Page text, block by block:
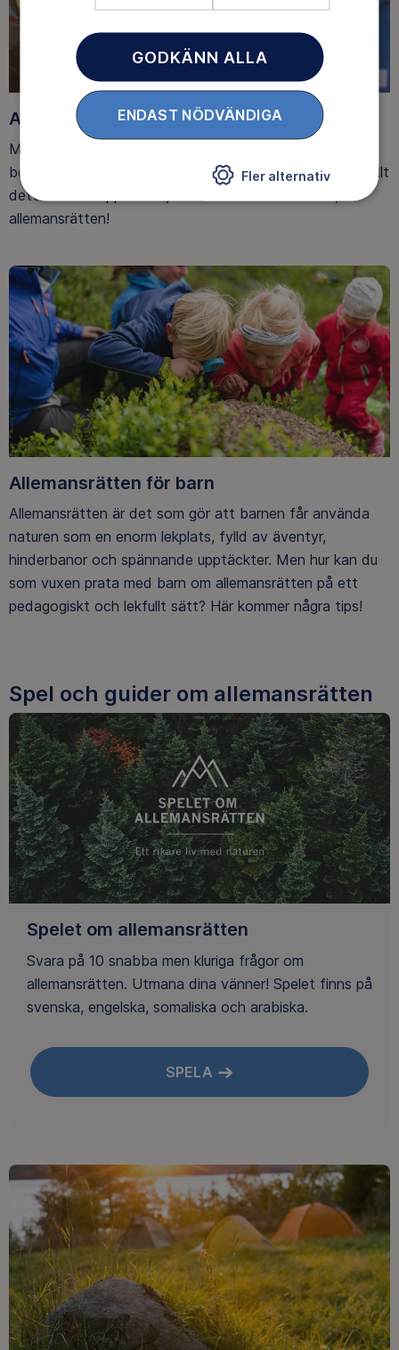
Allemansrätten på fjället
Magiska vyer som fortsätter i all oändlighet. Snösäkra
berg på vintern. Utmanande vandringar på sommaren. Allt
detta kan du uppleva i fjällens natur. Tack för det,
allemansrätten!
Allemansrätten för barn
Allemansrätten är det som gör att barnen får använda
naturen som en enorm lekplats, fylld av äventyr,
hinderbanor och spännande upptäckter. Men hur kan du
som vuxen prata med barn om allemansrätten på ett
pedagogiskt och lekfullt sätt? Här kommer några tips!
Spel och guider om allemansrätten
Spelet om allemansrätten
Svara på 10 snabba men kluriga frågor om
allemansrätten. Utmana dina vänner! Spelet finns på
svenska, engelska, somaliska och arabiska.
SPELA
GODKÄNN ALLA
ENDAST NÖDVÄNDIGA
Fler alternativ